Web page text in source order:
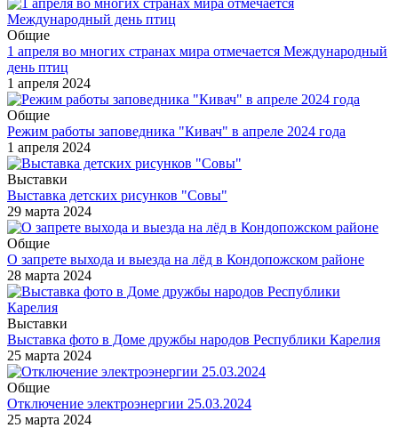
Общие
1 апреля во многих странах мира отмечается Международный
день птиц
1 апреля 2024
Общие
Режим работы заповедника "Кивач" в апреле 2024 года
1 апреля 2024
Выставки
Выставка детских рисунков "Совы"
29 марта 2024
Общие
О запрете выхода и выезда на лёд в Кондопожском районе
28 марта 2024
Выставки
Выставка фото в Доме дружбы народов Республики Карелия
25 марта 2024
Общие
Отключение электроэнергии 25.03.2024
25 марта 2024